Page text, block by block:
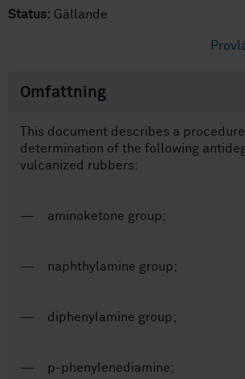
Status: Gällande
Omfattning
This document describes a
determination of the following
vulcanized rubbers:
— aminoketone group;
— naphthylamine group;
— diphenylamine group;
— p-phenylenediamine;